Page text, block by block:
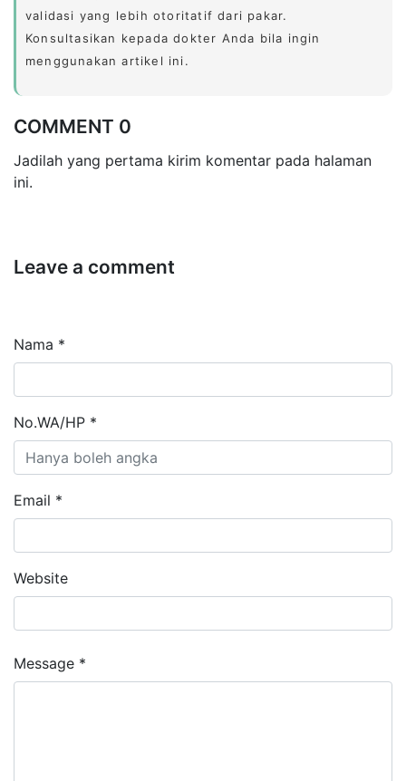
validasi yang lebih otoritatif dari pakar.
Konsultasikan kepada dokter Anda bila ingin
menggunakan artikel ini.
COMMENT 0
Jadilah yang pertama kirim komentar pada halaman
ini.
Leave a comment
Nama *
No.WA/HP *
Email *
Website
Message *